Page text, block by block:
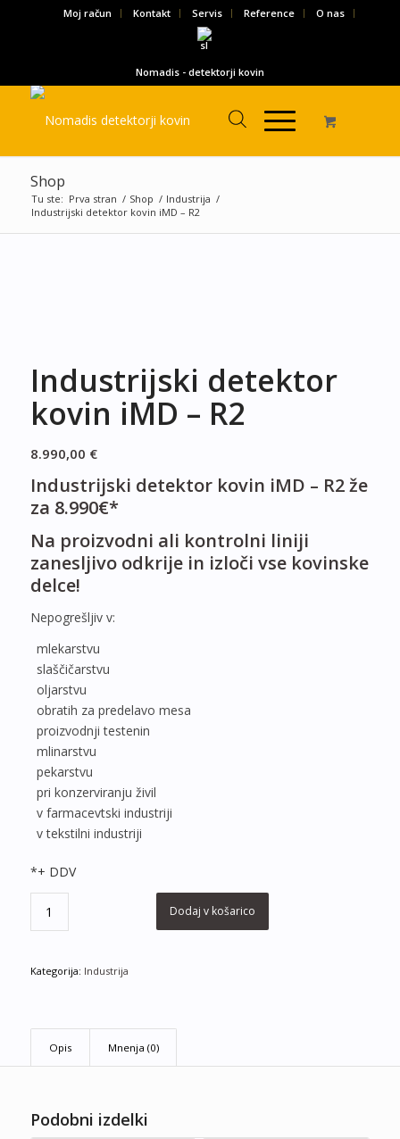
Moj račun Kontakt Servis Reference O nas
Nomadis - detektorji kovin
Shop
Tu ste: Prva stran / Shop / Industrija /
Industrijski detektor kovin iMD – R2
Industrijski detektor
kovin iMD – R2
8.990,00 €
Industrijski detektor kovin iMD – R2 že
za 8.990€*
Na proizvodni ali kontrolni liniji
zanesljivo odkrije in izloči vse kovinske
delce!
Nepogrešljiv v:
mlekarstvu
slaščičarstvu
oljarstvu
obratih za predelavo mesa
proizvodnji testenin
mlinarstvu
pekarstvu
pri konzerviranju živil
v farmacevtski industriji
v tekstilni industriji
*+ DDV
Dodaj v košarico
Kategorija: Industrija
Opis Mnenja (0)
Podobni izdelki